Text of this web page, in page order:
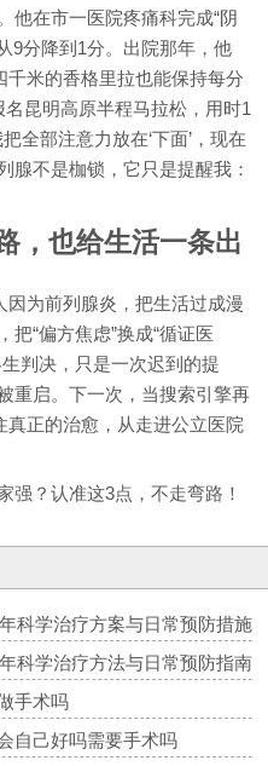
他在市一医院疼痛科完成“阴
9分降到1分。出院那年，他
千米的香格里拉也能保持每分
昆明高原半程马拉松，用时1
全部注意力放在‘下面’，现在
腺不是枷锁，它只是提醒我：
，也给生活一条出
为前列腺炎，把生活过成漫
“偏方焦虑”换成“循证医
判决，只是一次迟到的提
重启。下一次，当搜索引擎再
真正的治愈，从走进公立医院
强？认准这3点，不走弯路！
科学治疗方案与日常预防措施
科学治疗方法与日常预防指南
手术吗
自己好吗需要手术吗